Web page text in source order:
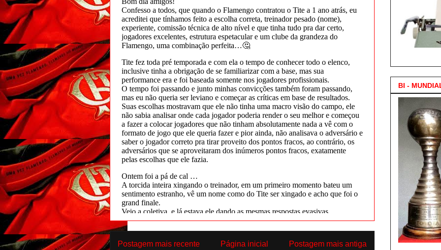
Postagem mais recente Postagem mais antiga
Página inicial
BI -